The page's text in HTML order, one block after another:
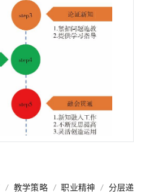
/ 教学策略 / 职业精神 / 分层递